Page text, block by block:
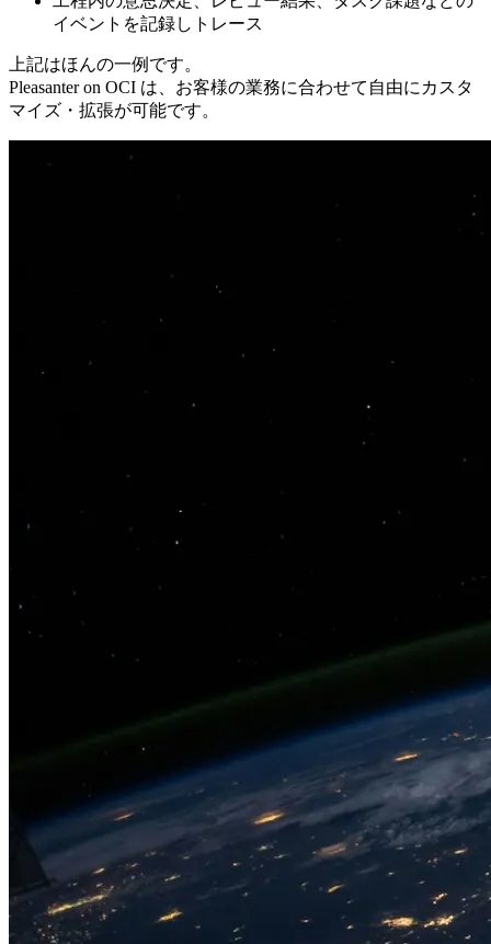
イベントを記録しトレース
上記はほんの一例です。
Pleasanter on OCI は、お客様の業務に合わせて自由にカスタ
マイズ・拡張が可能です。